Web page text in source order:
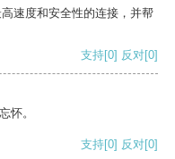
速度和安全性的连接，并帮
支持[0] 反对[0]
怀。
支持[0] 反对[0]